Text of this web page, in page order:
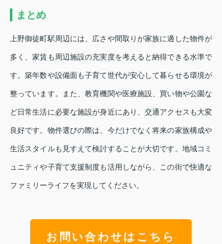
まとめ
上野御徒町駅周辺には、広さや間取りが家族に適した物件が
多く、家賃も周辺施設の充実度を考えると納得できる水準で
す。築年数や設備面も子育て世代が安心して暮らせる環境が
整っています。また、教育機関や医療施設、買い物や公園な
ど日常生活に必要な施設が身近にあり、交通アクセスも大変
良好です。物件選びの際は、今だけでなく将来の家族構成や
生活スタイルも見すえて検討することが大切です。地域コミ
ュニティや子育て支援制度も活用しながら、この街で快適な
ファミリーライフを実現してください。
お問い合わせはこちら